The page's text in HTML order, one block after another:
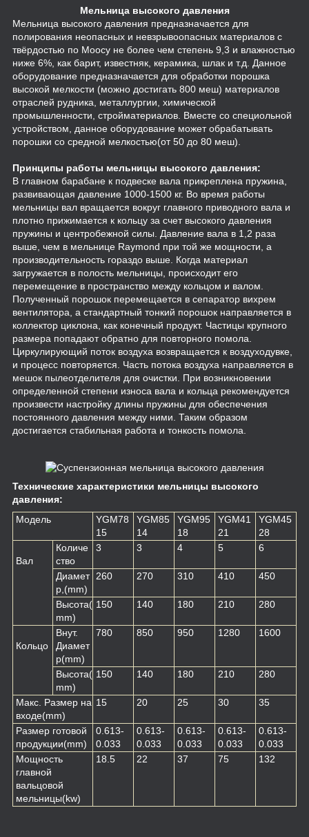
Мельница высокого давления
Мельница высокого давления предназначается для
полирования неопасных и невзрывоопасных материалов с
твёрдостью по Моосу не более чем степень 9,3 и влажностью
ниже 6%, как барит, известняк, керамика, шлак и т.д. Данное
оборудование предназначается для обработки порошка
высокой мелкости (можно достигать 800 меш) материалов
отраслей рудника, металлургии, химической
промышленности, стройматериалов. Вместе со специольной
устройством, данное оборудование может обрабатывать
порошки со средной мелкостью(от 50 до 80 меш).
Принципы работы мельницы высокого давления:
В главном барабане к подвеске вала прикреплена пружина,
развивающая давление 1000-1500 кг. Во время работы
мельницы вал вращается вокруг главного приводного вала и
плотно прижимается к кольцу за счет высокого давления
пружины и центробежной силы. Давление вала в 1,2 раза
выше, чем в мельнице Raymond при той же мощности, а
производительность гораздо выше. Когда материал
загружается в полость мельницы, происходит его
перемещение в пространство между кольцом и валом.
Полученный порошок перемещается в сепаратор вихрем
вентилятора, а стандартный тонкий порошок направляется в
коллектор циклона, как конечный продукт. Частицы крупного
размера попадают обратно для повторного помола.
Циркулирующий поток воздуха возвращается к воздуходувке,
и процесс повторяется. Часть потока воздуха направляется в
мешок пылеотделителя для очистки. При возникновении
определенной степени износа вала и кольца рекомендуется
произвести настройку длины пружины для обеспечения
постоянного давления между ними. Таким образом
достигается стабильная работа и тонкость помола.
Технические характеристики мельницы высокого
давления:
Модель
YGM78
15
YGM85
14
YGM95
18
YGM41
21
YGM45
28
Вал
Количе
ство
3 3 4 5 6
Диамет
р ,(mm)
260 270 310 410 450
Высота(
mm)
150 140 180 210 280
Кольцо
Внут.
Диамет
р(mm)
780 850 950 1280 1600
Высота(
mm)
150 140 180 210 280
Макс. Размер на
входе(mm)
15 20 25 30 35
Размер готовой
продукции(mm)
0.613-
0.033
0.613-
0.033
0.613-
0.033
0.613-
0.033
0.613-
0.033
Мощность
главной
вальцовой
мельницы(kw)
18.5 22 37 75 132